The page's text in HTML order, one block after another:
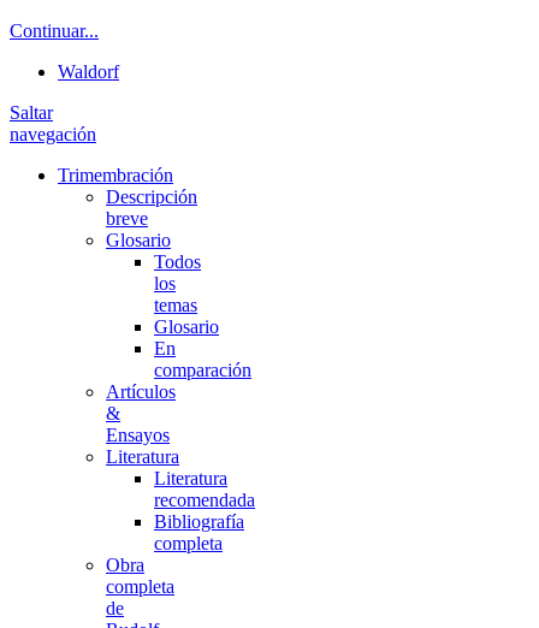
Continuar...
Waldorf
Saltar
navegación
Trimembración
Descripción
breve
Glosario
Todos
los
temas
Glosario
En
comparación
Artículos
&
Ensayos
Literatura
Literatura
recomendada
Bibliografía
completa
Obra
completa
de